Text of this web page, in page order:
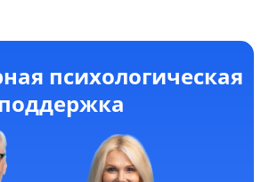
психологическая